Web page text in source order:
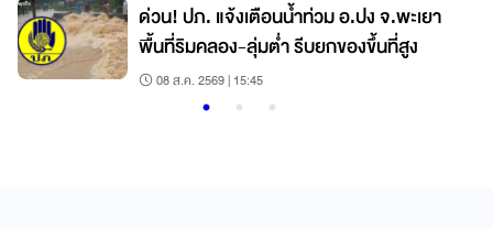
ด่วน! ปภ. แจ้งเตือนน้ำท่วม อ.ปง จ.พะเยา
พื้นที่ริมคลอง-ลุ่มต่ำ รีบยกของขึ้นที่สูง
08 ส.ค. 2569 | 15:45